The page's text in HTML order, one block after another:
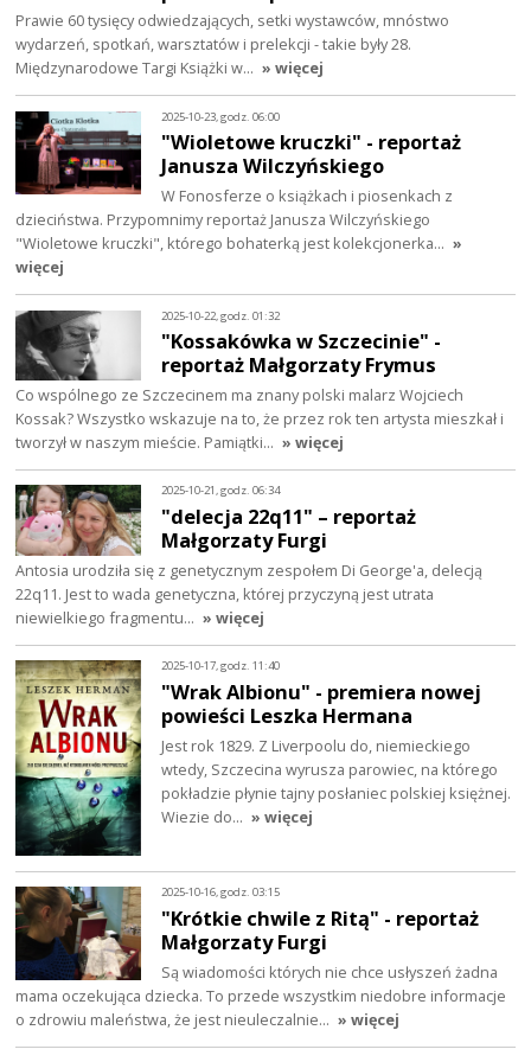
Prawie 60 tysięcy odwiedzających, setki wystawców, mnóstwo
wydarzeń, spotkań, warsztatów i prelekcji - takie były 28.
Międzynarodowe Targi Książki w… » więcej
2025-10-23, godz. 06:00
"Wioletowe kruczki" - reportaż
Janusza Wilczyńskiego
W Fonosferze o książkach i piosenkach z
dzieciństwa. Przypomnimy reportaż Janusza Wilczyńskiego
"Wioletowe kruczki", którego bohaterką jest kolekcjonerka… »
więcej
2025-10-22, godz. 01:32
"Kossakówka w Szczecinie" -
reportaż Małgorzaty Frymus
Co wspólnego ze Szczecinem ma znany polski malarz Wojciech
Kossak? Wszystko wskazuje na to, że przez rok ten artysta mieszkał i
tworzył w naszym mieście. Pamiątki… » więcej
2025-10-21, godz. 06:34
"delecja 22q11" – reportaż
Małgorzaty Furgi
Antosia urodziła się z genetycznym zespołem Di George'a, delecją
22q11. Jest to wada genetyczna, której przyczyną jest utrata
niewielkiego fragmentu… » więcej
2025-10-17, godz. 11:40
"Wrak Albionu" - premiera nowej
powieści Leszka Hermana
Jest rok 1829. Z Liverpoolu do, niemieckiego
wtedy, Szczecina wyrusza parowiec, na którego
pokładzie płynie tajny posłaniec polskiej księżnej.
Wiezie do… » więcej
2025-10-16, godz. 03:15
"Krótkie chwile z Ritą" - reportaż
Małgorzaty Furgi
Są wiadomości których nie chce usłyszeń żadna
mama oczekująca dziecka. To przede wszystkim niedobre informacje
o zdrowiu maleństwa, że jest nieuleczalnie… » więcej